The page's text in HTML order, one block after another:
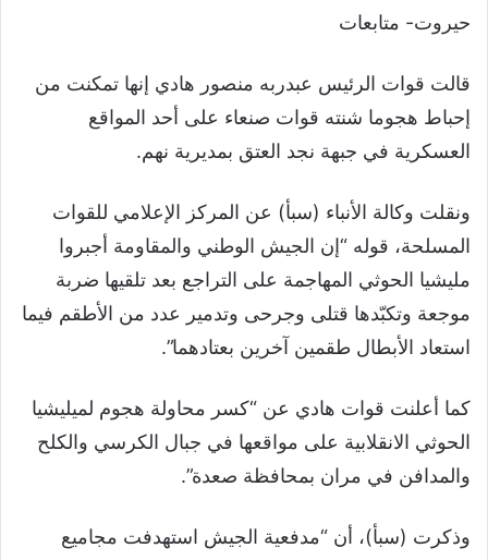
حيروت- متابعات
قالت قوات الرئيس عبدربه منصور هادي إنها تمكنت من
إحباط هجوما شنته قوات صنعاء على أحد المواقع
العسكرية في جبهة نجد العتق بمديرية نهم.
ونقلت وكالة الأنباء (سبأ) عن المركز الإعلامي للقوات
المسلحة، قوله “إن الجيش الوطني والمقاومة أجبروا
مليشيا الحوثي المهاجمة على التراجع بعد تلقيها ضربة
موجعة وتكبّدها قتلى وجرحى وتدمير عدد من الأطقم فيما
استعاد الأبطال طقمين آخرين بعتادهما”.
كما أعلنت قوات هادي عن “كسر محاولة هجوم لميليشيا
الحوثي الانقلابية على مواقعها في جبال الكرسي والكلح
والمدافن في مران بمحافظة صعدة”.
وذكرت (سبأ)، أن “مدفعية الجيش استهدفت مجاميع